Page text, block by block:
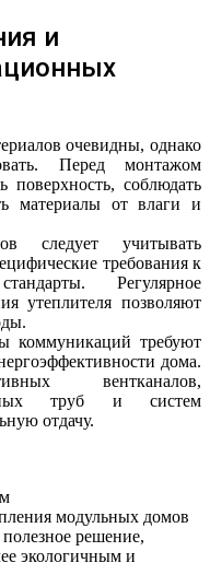
и
очевидны, однако
Перед монтажом
поверхность, соблюдать
материалы от влаги и
следует учитывать
требования к
Регулярное
утеплителя позволяют
коммуникаций требуют
дома.
вентканалов,
труб и систем
отдачу.
модульных домов
решение,
экологичным и